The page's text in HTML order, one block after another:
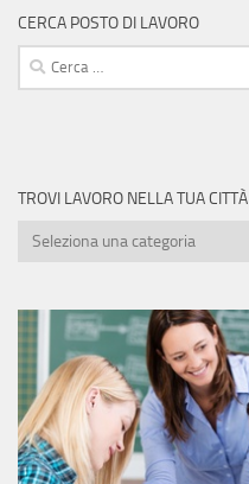
CERCA POSTO DI LAVORO
Ricerca
per:
TROVI LAVORO NELLA TUA CITTÀ
Trovi
tua
città